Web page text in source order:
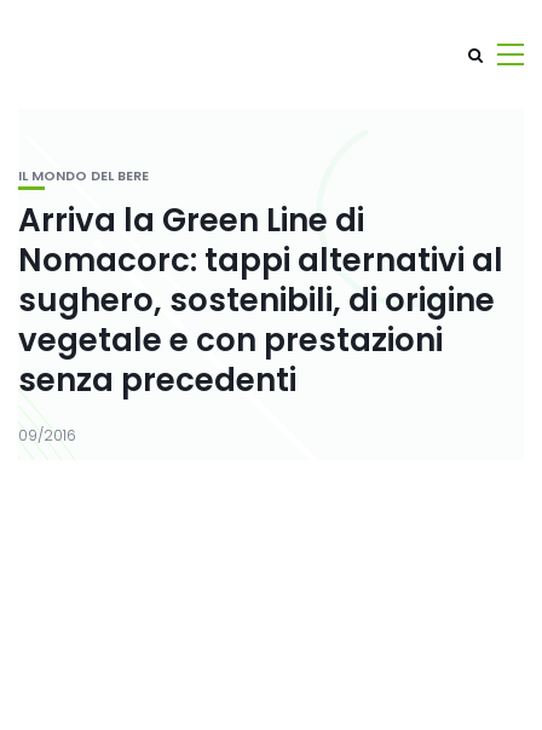
IL MONDO DEL BERE
Arriva la Green Line di
Nomacorc: tappi alternativi al
sughero, sostenibili, di origine
vegetale e con prestazioni
senza precedenti
09/2016